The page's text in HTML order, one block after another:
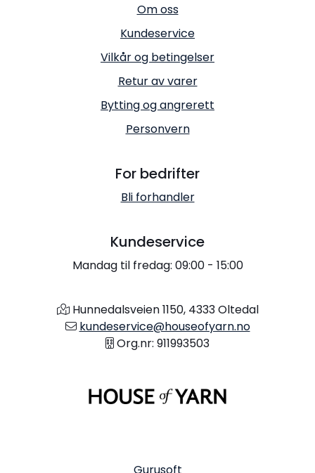
Om oss
Kundeservice
Vilkår og betingelser
Retur av varer
Bytting og angrerett
Personvern
For bedrifter
Bli forhandler
Kundeservice
Mandag til fredag: 09:00 - 15:00
Hunnedalsveien 1150, 4333 Oltedal
kundeservice@houseofyarn.no
Org.nr: 911993503